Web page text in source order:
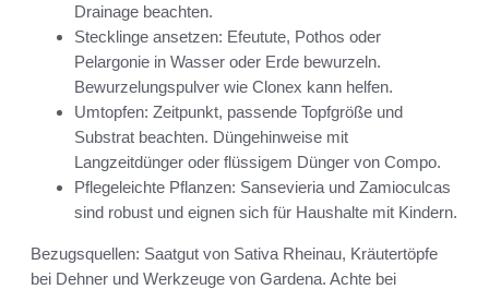
Drainage beachten.
Stecklinge ansetzen: Efeutute, Pothos oder
Pelargonie in Wasser oder Erde bewurzeln.
Bewurzelungspulver wie Clonex kann helfen.
Umtopfen: Zeitpunkt, passende Topfgröße und
Substrat beachten. Düngehinweise mit
Langzeitdünger oder flüssigem Dünger von Compo.
Pflegeleichte Pflanzen: Sansevieria und Zamioculcas
sind robust und eignen sich für Haushalte mit Kindern.
Bezugsquellen: Saatgut von Sativa Rheinau, Kräutertöpfe
bei Dehner und Werkzeuge von Gardena. Achte bei